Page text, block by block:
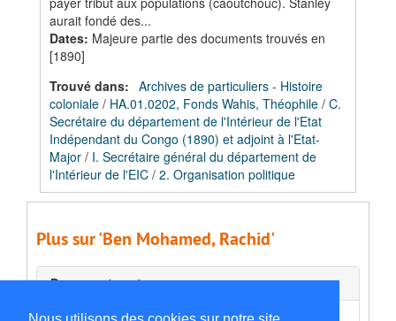
aurait fondé des...
Dates: Majeure partie des documents trouvés en
[1890]
Trouvé dans: Archives de particuliers - Histoire
coloniale / HA.01.0202, Fonds Wahis, Théophile / C.
Secrétaire du département de l'Intérieur de l'Etat
Indépendant du Congo (1890) et adjoint à l'Etat-
Major / I. Secrétaire général du département de
l'Intérieur de l'EIC / 2. Organisation politique
Plus sur 'Ben Mohamed, Rachid'
Documents externes